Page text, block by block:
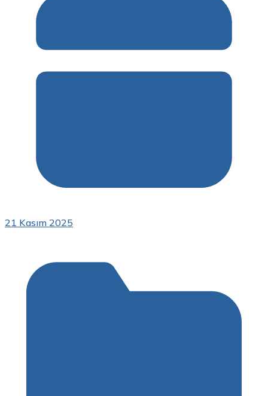
21 Kasım 2025